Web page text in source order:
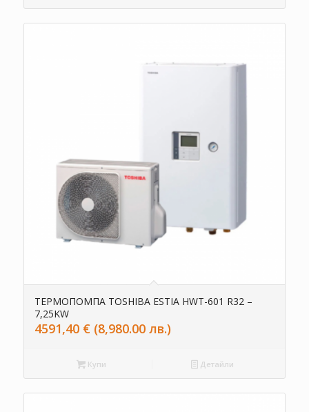
ТЕРМОПОМПА TOSHIBA ESTIA HWT-601 R32 –
7,25KW
4591,40 € (8,980.00 лв.)
Купи Детайли